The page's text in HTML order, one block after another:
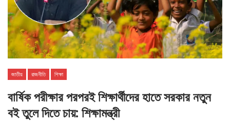
জাতীয় রাজনীতি শিক্ষা
বার্ষিক পরীক্ষার পরপরই শিক্ষার্থীদের হাতে সরকার নতুন
বই তুলে দিতে চায়: শিক্ষামন্ত্রী